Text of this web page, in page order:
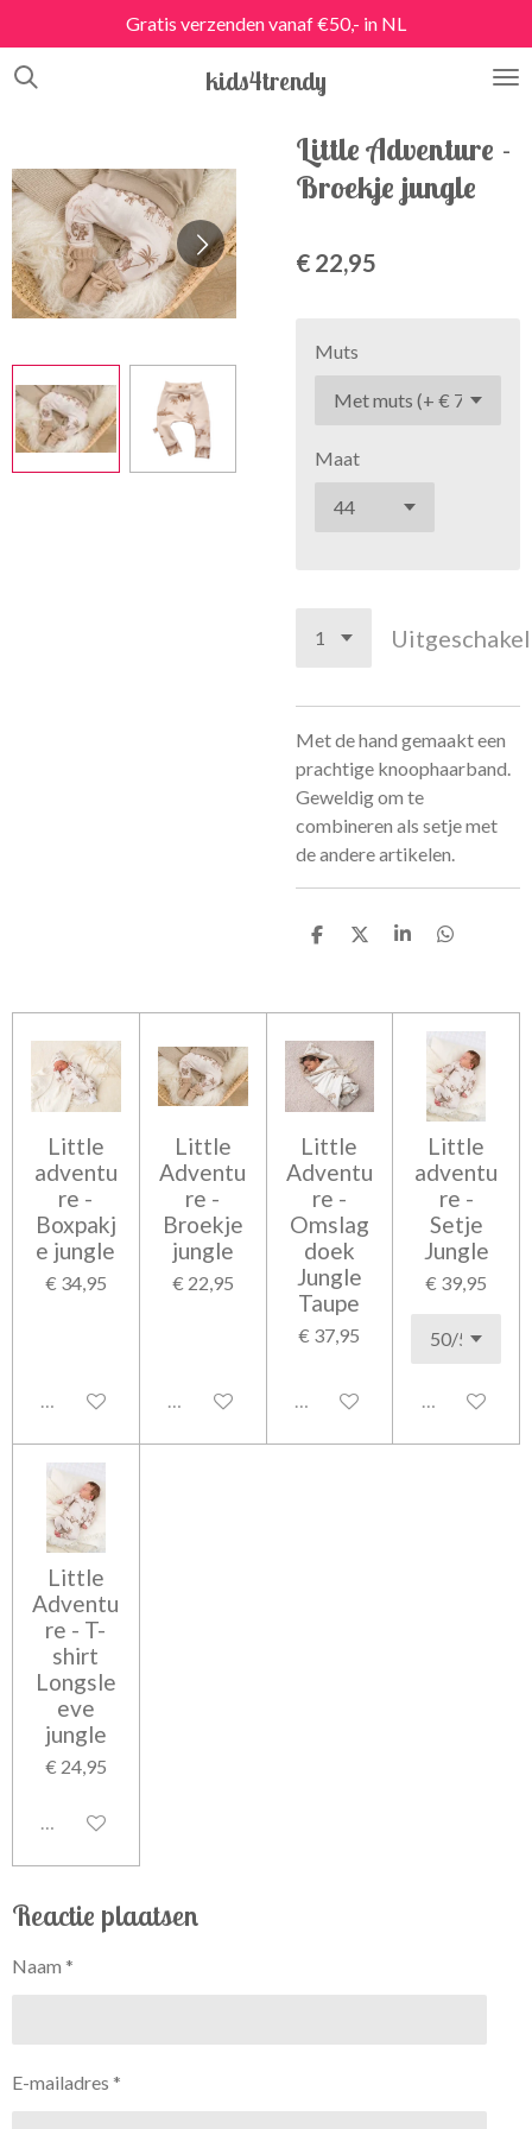
direct
naar
kids4trendy
Gratis verzenden vanaf €50,- in NL
Little Adventure -
Broekje jungle
€ 22,95
Muts
Maat
Met de hand gemaakt een
prachtige knoophaarband.
Geweldig om te
combineren als setje met
de andere artikelen.
D
n
D
S
e
D
n
Little
adventu
re -
Boxpakj
e jungle
€ 34,95
Uitgeschakeld
Little
Adventu
re -
Broekje
jungle
€ 22,95
Uitgeschakeld
Little
Adventu
re -
Omslag
doek
Jungle
Taupe
€ 37,95
Uitgeschakeld
Little
adventu
re -
Setje
Jungle
€ 39,95
Little
Adventu
re - T-
shirt
Longsle
eve
jungle
€ 24,95
Uitgeschakeld
Reactie plaatsen
Naam *
E-mailadres *